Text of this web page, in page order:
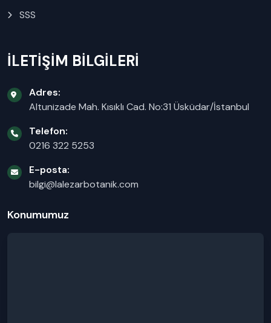
SSS
İLETİŞİM BİLGİLERİ
Adres:
Altunizade Mah. Kısıklı Cad. No:31 Üsküdar/İstanbul
Telefon:
0216 322 5253
E-posta:
bilgi@lalezarbotanik.com
Konumumuz